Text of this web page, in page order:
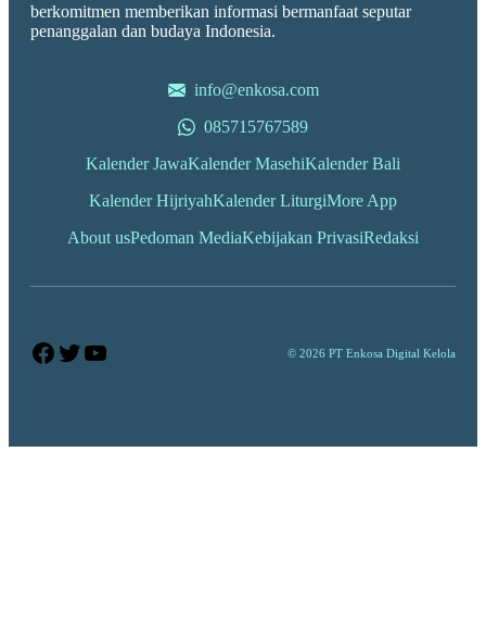
berkomitmen memberikan informasi bermanfaat seputar
penanggalan dan budaya Indonesia.
info@enkosa.com
085715767589
Kalender JawaKalender MasehiKalender Bali
Kalender HijriyahKalender LiturgiMore App
About usPedoman MediaKebijakan PrivasiRedaksi
Facebook
Twitter
YouTube © 2026 PT Enkosa Digital Kelola